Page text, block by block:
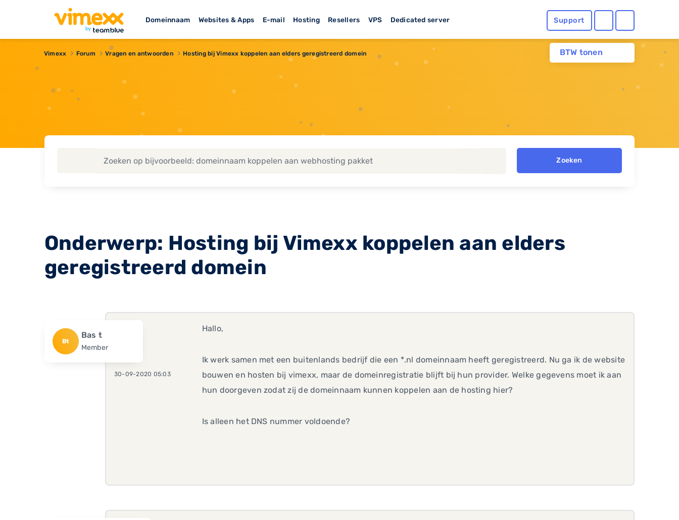
Domeinnaam Websites & Apps E-mail Hosting Resellers VPS Dedicated server Support
BTW tonen
Vimexx Forum Vragen en antwoorden Hosting bij Vimexx koppelen aan elders geregistreerd domein
Zoeken
Onderwerp: Hosting bij Vimexx koppelen aan elders
geregistreerd domein
Bt
Bas t
Member
30-09-2020 05:03
Hallo,
Ik werk samen met een buitenlands bedrijf die een *.nl domeinnaam heeft geregistreerd. Nu ga ik de website
bouwen en hosten bij vimexx, maar de domeinregistratie blijft bij hun provider. Welke gegevens moet ik aan
hun doorgeven zodat zij de domeinnaam kunnen koppelen aan de hosting hier?
Is alleen het DNS nummer voldoende?